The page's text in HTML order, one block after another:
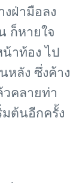
ฝ่ามือลง
ก็หายใจ
าท้อง ไป
หลัง ซึ่งค้าง
คลายท่า
มต้นอีกครั้ง